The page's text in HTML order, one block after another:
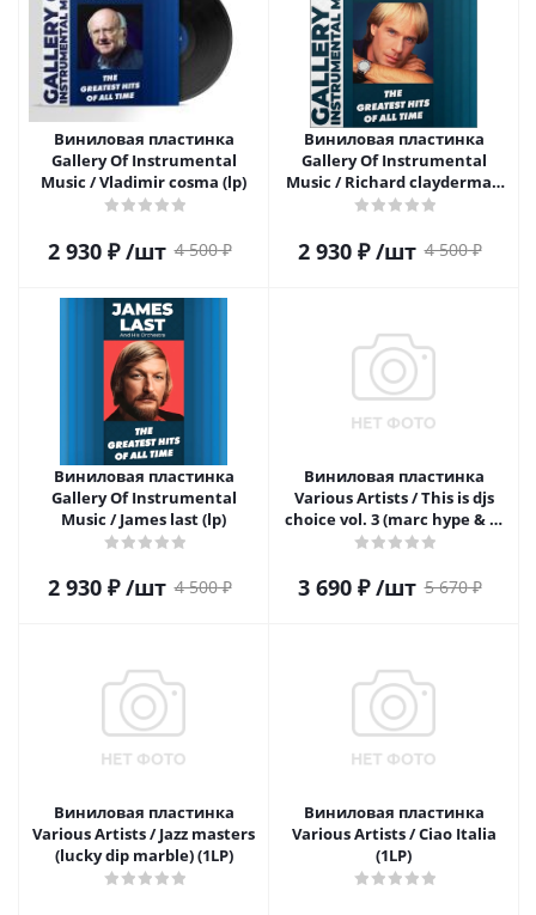
Виниловая пластинка
Gallery Of Instrumental
Music / Vladimir cosma (lp)
2 930₽ /шт 4 500₽
Виниловая пластинка
Gallery Of Instrumental
Music / Richard clayderman
(lp)
2 930₽ /шт 4 500₽
Виниловая пластинка
Gallery Of Instrumental
Music / James last (lp)
2 930₽ /шт 4 500₽
Виниловая пластинка
Various Artists / This is djs
choice vol. 3 (marc hype & dj
suspect) (2LP)
3 690₽ /шт 5 670₽
Виниловая пластинка
Various Artists / Jazz masters
(lucky dip marble) (1LP)
Виниловая пластинка
Various Artists / Ciao Italia
(1LP)